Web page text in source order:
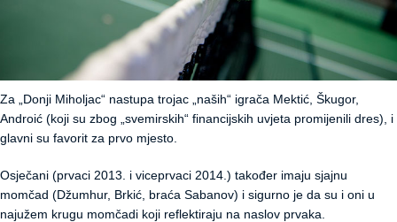
Za „Donji Miholjac“ nastupa trojac „naših“ igrača Mektić, Škugor,
Androić (koji su zbog „svemirskih“ financijskih uvjeta promijenili dres), i
glavni su favorit za prvo mjesto.
Osječani (prvaci 2013. i viceprvaci 2014.) također imaju sjajnu
momčad (Džumhur, Brkić, braća Sabanov) i sigurno je da su i oni u
najužem krugu momčadi koji reflektiraju na naslov prvaka.